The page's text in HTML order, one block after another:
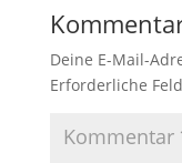
Deine E-Mail-
Erforderliche